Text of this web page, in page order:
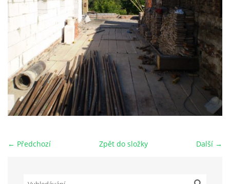
HRY OD ROKU 1973
VIDEOZÁZNAMY Z HER
FOTOALBUM
ČLENOVÉ - SOUČASNOST
HRY DO ROKU 1973
← Předchozí Další →
Zpět do složky